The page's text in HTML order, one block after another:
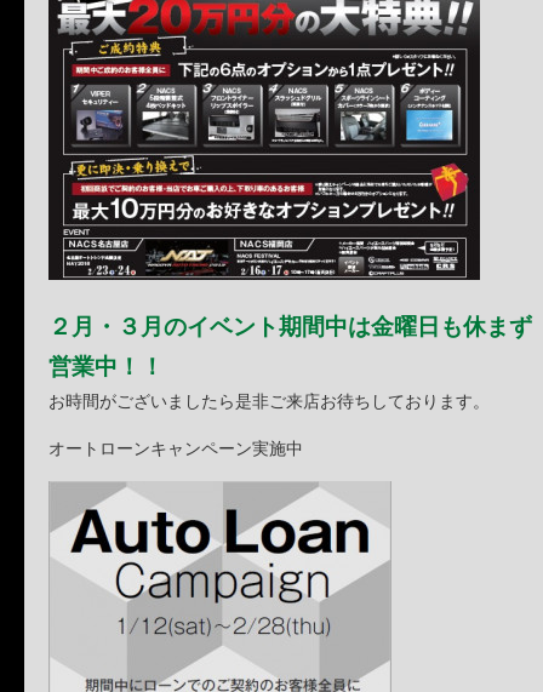
２月・３月のイベント期間中は金曜日も休まず
営業中！！
お時間がございましたら是非ご来店お待ちしております。
オートローンキャンペーン実施中